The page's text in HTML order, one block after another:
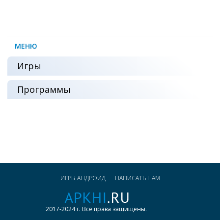
МЕНЮ
Игры
Программы
ИГРЫ АНДРОИД НАПИСАТЬ НАМ
2017-2024 г. Все права защищены.